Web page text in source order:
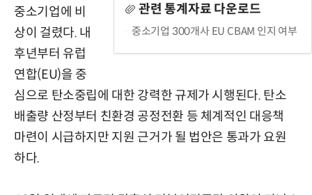
관련 통계자료 다운로드
중소기업 300개사 EU CBAM 인지 여부
중소기업에 비
상이 걸렸다. 내
후년부터 유럽
연합(EU)을 중
심으로 탄소중립에 대한 강력한 규제가 시행된다. 탄소
배출량 산정부터 친환경 공정전환 등 체계적인 대응책
마련이 시급하지만 지원 근거가 될 법안은 통과가 요원
하다.